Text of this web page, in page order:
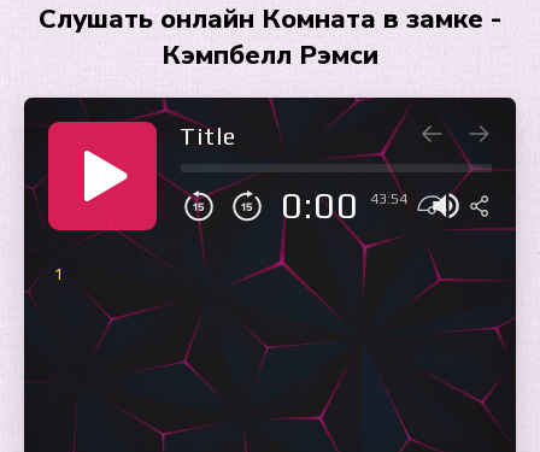
Слушать онлайн Комната в замке -
Кэмпбелл Рэмси
Title
0:00 43:54
1